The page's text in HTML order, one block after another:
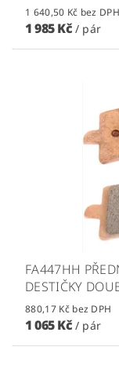
1 640,50 Kč bez DPH
1 985 Kč / pár
FA447HH
DESTIČKY
880,17 Kč bez DPH
1 065 Kč / pár